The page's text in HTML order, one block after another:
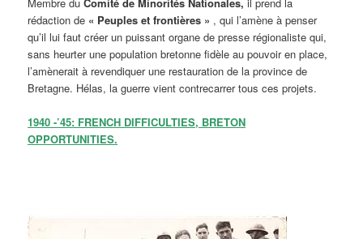
rédaction de « Peuples et frontières » , qui l’amène à penser
qu’il lui faut créer un puissant organe de presse régionaliste qui,
sans heurter une population bretonne fidèle au pouvoir en place,
l’amènerait à revendiquer une restauration de la province de
Bretagne. Hélas, la guerre vient contrecarrer tous ces projets.
1940 -’45: FRENCH DIFFICULTIES, BRETON
OPPORTUNITIES.